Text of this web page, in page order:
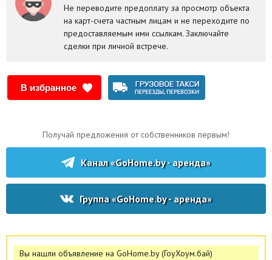
5 минут ходьбы к метро.
5 минут ходьбы к Комаровскому рынку.
Подогрев полов, кондиционер, посудомоечная машина, вся техника
BOSCH, гардеробная, 2 лоджии, душевая кабина и ванна
Высокоскоростной интернет Космос
Не переводите предоплату за просмотр объекта
на карт-счета частным лицам и не переходите по
предоставляемым ими ссылкам. Заключайте
сделки при личной встрече.
В избранное
Канал «GoHome.by - аренда»
Получай предложения от собственников первым!
Группа «GoHome.by - аренда»
Вы нашли объявление на GoHome.by (ГоуХоум.бай)